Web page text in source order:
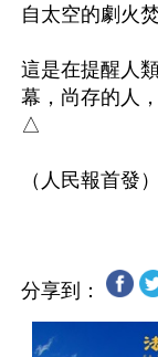
自太空的劇火
這是在提醒人
幕，尚存的人
△
分享到：